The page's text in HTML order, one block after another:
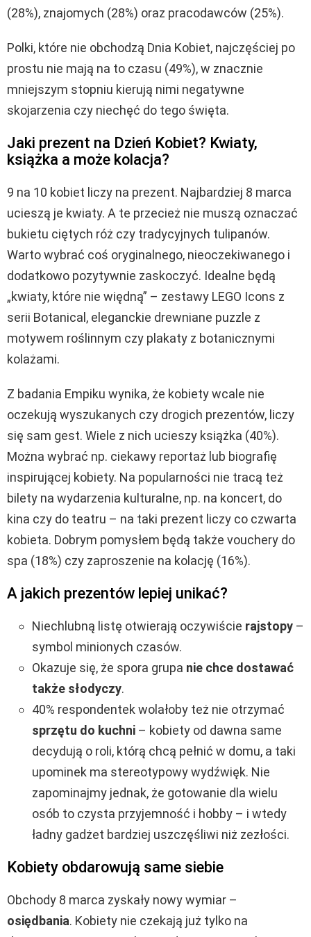
(28%), znajomych (28%) oraz pracodawców (25%).
Polki, które nie obchodzą Dnia Kobiet, najczęściej po
prostu nie mają na to czasu (49%), w znacznie
mniejszym stopniu kierują nimi negatywne
skojarzenia czy niechęć do tego święta.
Jaki prezent na Dzień Kobiet? Kwiaty,
książka a może kolacja?
9 na 10 kobiet liczy na prezent. Najbardziej 8 marca
ucieszą je kwiaty. A te przecież nie muszą oznaczać
bukietu ciętych róż czy tradycyjnych tulipanów.
Warto wybrać coś oryginalnego, nieoczekiwanego i
dodatkowo pozytywnie zaskoczyć. Idealne będą
„kwiaty, które nie więdną” – zestawy LEGO Icons z
serii Botanical, eleganckie drewniane puzzle z
motywem roślinnym czy plakaty z botanicznymi
kolażami.
Z badania Empiku wynika, że kobiety wcale nie
oczekują wyszukanych czy drogich prezentów, liczy
się sam gest. Wiele z nich ucieszy książka (40%).
Można wybrać np. ciekawy reportaż lub biografię
inspirującej kobiety. Na popularności nie tracą też
bilety na wydarzenia kulturalne, np. na koncert, do
kina czy do teatru – na taki prezent liczy co czwarta
kobieta. Dobrym pomysłem będą także vouchery do
spa (18%) czy zaproszenie na kolację (16%).
A jakich prezentów lepiej unikać?
Niechlubną listę otwierają oczywiście rajstopy –
symbol minionych czasów.
Okazuje się, że spora grupa nie chce dostawać
także słodyczy.
40% respondentek wolałoby też nie otrzymać
sprzętu do kuchni – kobiety od dawna same
decydują o roli, którą chcą pełnić w domu, a taki
upominek ma stereotypowy wydźwięk. Nie
zapominajmy jednak, że gotowanie dla wielu
osób to czysta przyjemność i hobby – i wtedy
ładny gadżet bardziej uszczęśliwi niż zezłości.
Kobiety obdarowują same siebie
Obchody 8 marca zyskały nowy wymiar –
osiędbania. Kobiety nie czekają już tylko na